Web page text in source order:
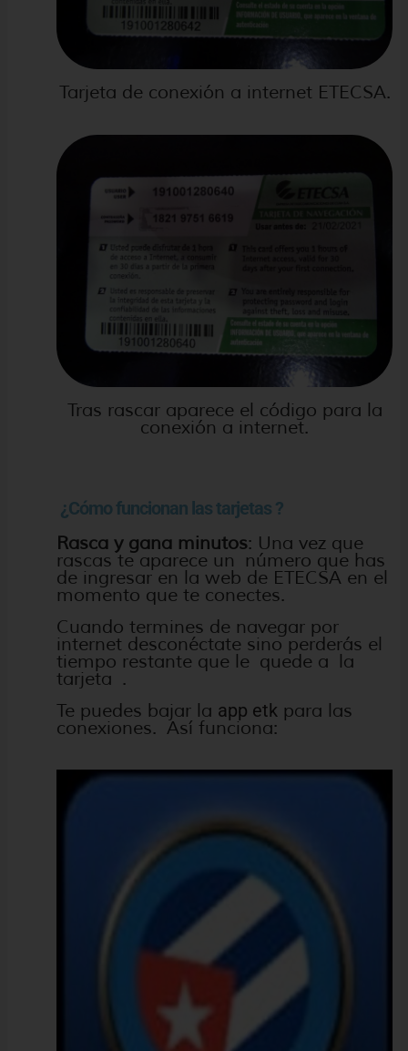
Tarjeta de conexión a internet ETECSA.
Tras rascar aparece el código para la
conexión a internet.
¿Cómo funcionan las tarjetas ?
Rasca y gana minutos: Una vez que
rascas te aparece un número que has
de ingresar en la web de ETECSA en el
momento que te conectes.
Cuando termines de navegar por
internet desconéctate sino perderás el
tiempo restante que le quede a la
tarjeta .
Te puedes bajar la app etkpara las
conexiones. Así funciona: